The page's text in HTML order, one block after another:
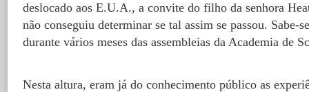
deslocado aos E.U.A., a convite do filho da senhora
não conseguiu determinar se tal assim se passou. Sabe-
durante vários meses das assembleias da Academia de
Nesta altura, eram já do conhecimento público as